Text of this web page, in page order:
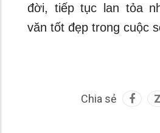
đời, tiếp tục lan tỏa
văn tốt đẹp trong cuộc
Chia sẻ Z